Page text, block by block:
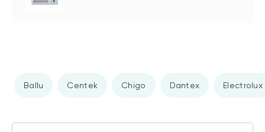
Ballu Centek Chigo Dantex Electrolux